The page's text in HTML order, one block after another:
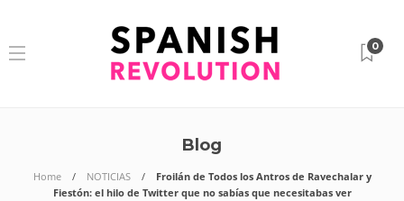
0
Blog
Home NOTICIAS
Froilán de Todos los Antros de Ravechalar y
Fiestón: el hilo de Twitter que no sabías que necesitabas ver